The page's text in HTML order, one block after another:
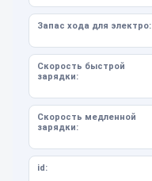
Запас хода для электро:
Скорость быстрой
зарядки:
Скорость медленной
зарядки:
id: